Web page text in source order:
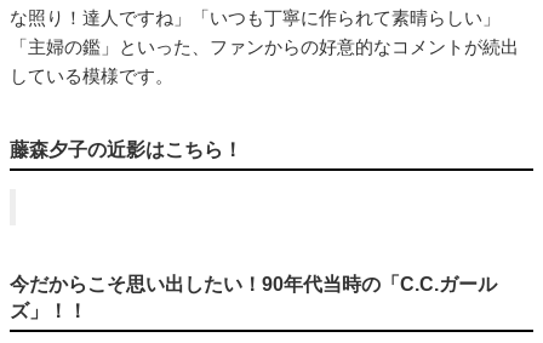
な照り！達人ですね」「いつも丁寧に作られて素晴らしい」
「主婦の鑑」といった、ファンからの好意的なコメントが続出
している模様です。
藤森夕子の近影はこちら！
今だからこそ思い出したい！90年代当時の「C.C.ガール
ズ」！！